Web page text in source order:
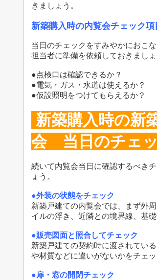
きましょう。
新築購入時の内覧会チェック
当日のチェックをすみやかにおこ
担当者に準備を依頼しておきましょ
●点検口は確認できるか？
●電気・ガス・水道は使えるか？
●仮設照明をつけてもらえるか？
新築購入時の新
会 当日のチェ
続いて内覧会当日に確認するべき
ょう。
●外装の状態をチェック
新築戸建ての内覧会では、まず外
イルの浮き、近隣との境界線、基
●販売図面と照合してチェック
新築戸建ての契約時に渡されてい
や材質などに違いがないかをチェッ
●扉・窓の開閉チェック